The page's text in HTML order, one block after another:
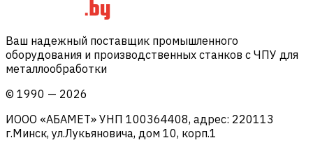
Ваш надежный поставщик промышленного
оборудования и производственных станков с ЧПУ для
металлообработки
© 1990 — 2026
ИООО «АБАМЕТ» УНП 100364408, адрес: 220113
г.Минск, ул.Лукьяновича, дом 10, корп.1